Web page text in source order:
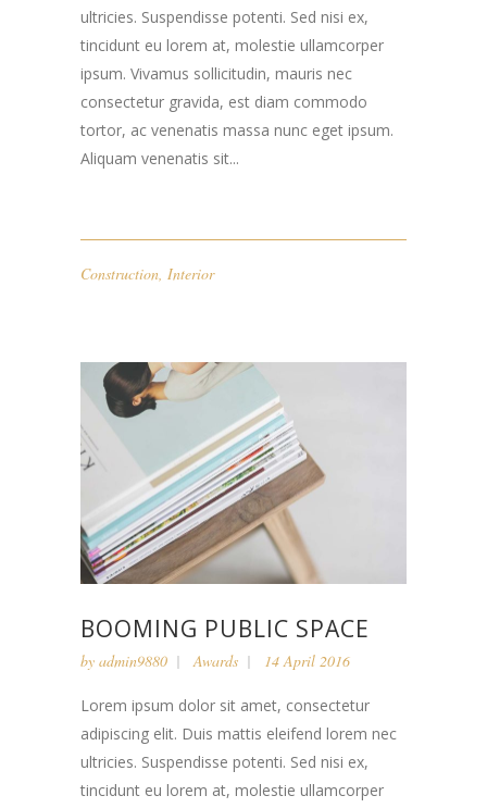
ultricies. Suspendisse potenti. Sed nisi ex,
tincidunt eu lorem at, molestie ullamcorper
ipsum. Vivamus sollicitudin, mauris nec
consectetur gravida, est diam commodo
tortor, ac venenatis massa nunc eget ipsum.
Aliquam venenatis sit...
Construction, Interior
BOOMING PUBLIC SPACE
by admin9880 Awards 14 April 2016
Lorem ipsum dolor sit amet, consectetur
adipiscing elit. Duis mattis eleifend lorem nec
ultricies. Suspendisse potenti. Sed nisi ex,
tincidunt eu lorem at, molestie ullamcorper